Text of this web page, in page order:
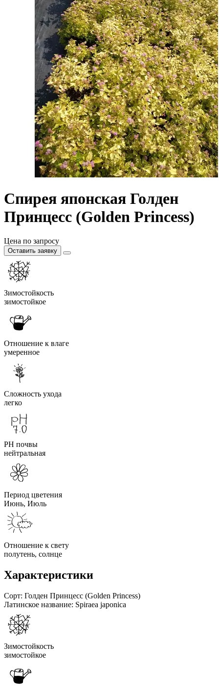
Спирея японская Голден
Принцесс (Golden Princess)
Цена по запросу
Оставить заявку
Зимостойкость
зимостойкое
Отношение к влаге
умеренное
Сложность ухода
легко
PH почвы
нейтральная
Период цветения
Июнь, Июль
Отношение к свету
полутень, солнце
Характеристики
Сорт: Голден Принцесс (Golden Princess)
Латинское название: Spiraea japonica
Зимостойкость
зимостойкое